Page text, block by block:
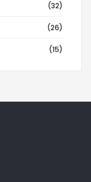
(32)
(26)
(15)